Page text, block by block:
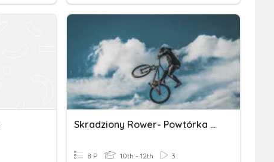
Skradziony Rower- Powtórka Czasów Do Mowy Zależnej
8 P 10th - 12th 3